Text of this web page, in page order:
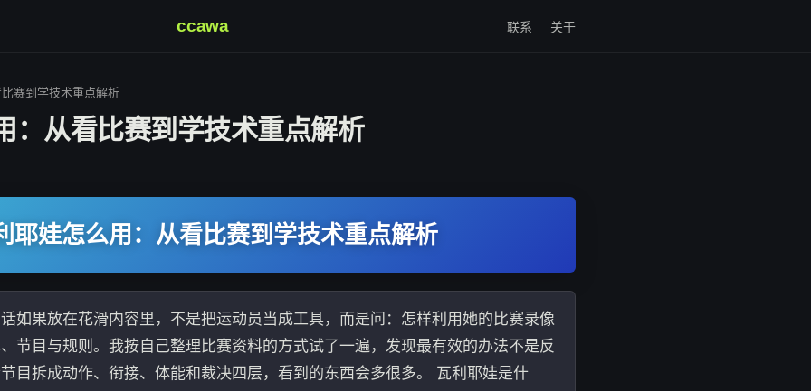
ccawa 联系 关于
赛到学技术重点解析
：从看比赛到学技术重点解析
耶娃怎么用：从看比赛到学技术重点解析
如果放在花滑内容里，不是把运动员当成工具，而是问：怎样利用她的比赛录像
节目与规则。我按自己整理比赛资料的方式试了一遍，发现最有效的办法不是反
目拆成动作、衔接、体能和裁决四层，看到的东西会多很多。 瓦利耶娃是什